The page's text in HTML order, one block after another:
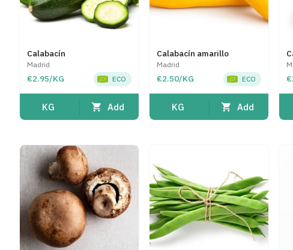
Calabacín
Madrid
€2.95/KG ECO
KG Add
Calabacín amarillo
Madrid
€2.50/KG ECO
KG Add